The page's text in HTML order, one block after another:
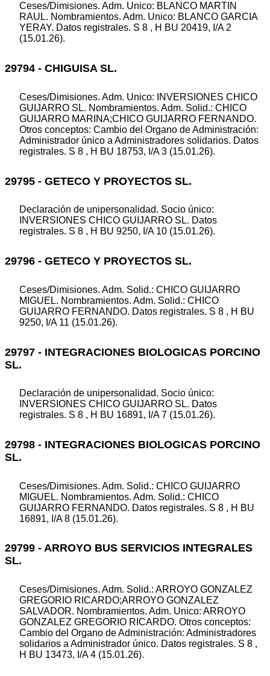
Ceses/Dimisiones. Adm. Unico: BLANCO MARTIN
RAUL. Nombramientos. Adm. Unico: BLANCO GARCIA
YERAY. Datos registrales. S 8 , H BU 20419, I/A 2
(15.01.26).
29794 - CHIGUISA SL.
Ceses/Dimisiones. Adm. Unico: INVERSIONES CHICO
GUIJARRO SL. Nombramientos. Adm. Solid.: CHICO
GUIJARRO MARINA;CHICO GUIJARRO FERNANDO.
Otros conceptos: Cambio del Organo de Administración:
Administrador único a Administradores solidarios. Datos
registrales. S 8 , H BU 18753, I/A 3 (15.01.26).
29795 - GETECO Y PROYECTOS SL.
Declaración de unipersonalidad. Socio único:
INVERSIONES CHICO GUIJARRO SL. Datos
registrales. S 8 , H BU 9250, I/A 10 (15.01.26).
29796 - GETECO Y PROYECTOS SL.
Ceses/Dimisiones. Adm. Solid.: CHICO GUIJARRO
MIGUEL. Nombramientos. Adm. Solid.: CHICO
GUIJARRO FERNANDO. Datos registrales. S 8 , H BU
9250, I/A 11 (15.01.26).
29797 - INTEGRACIONES BIOLOGICAS PORCINO
SL.
Declaración de unipersonalidad. Socio único:
INVERSIONES CHICO GUIJARRO SL. Datos
registrales. S 8 , H BU 16891, I/A 7 (15.01.26).
29798 - INTEGRACIONES BIOLOGICAS PORCINO
SL.
Ceses/Dimisiones. Adm. Solid.: CHICO GUIJARRO
MIGUEL. Nombramientos. Adm. Solid.: CHICO
GUIJARRO FERNANDO. Datos registrales. S 8 , H BU
16891, I/A 8 (15.01.26).
29799 - ARROYO BUS SERVICIOS INTEGRALES
SL.
Ceses/Dimisiones. Adm. Solid.: ARROYO GONZALEZ
GREGORIO RICARDO;ARROYO GONZALEZ
SALVADOR. Nombramientos. Adm. Unico: ARROYO
GONZALEZ GREGORIO RICARDO. Otros conceptos:
Cambio del Organo de Administración: Administradores
solidarios a Administrador único. Datos registrales. S 8 ,
H BU 13473, I/A 4 (15.01.26).